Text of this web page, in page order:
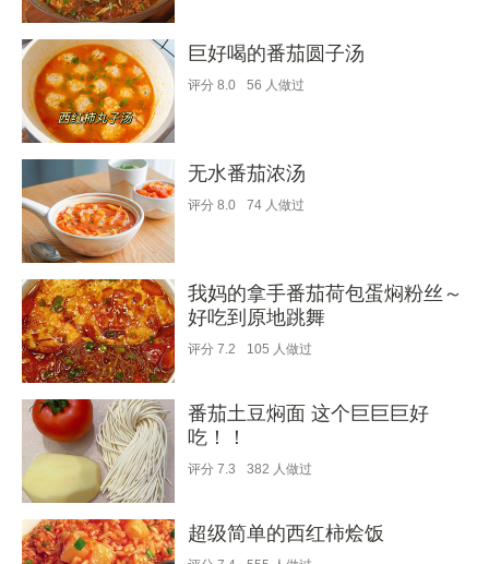
巨好喝的番茄圆子汤
评分 8.0 56 人做过
无水番茄浓汤
评分 8.0 74 人做过
我妈的拿手番茄荷包蛋焖粉丝～
好吃到原地跳舞
评分 7.2 105 人做过
番茄土豆焖面 这个巨巨巨好
吃！！
评分 7.3 382 人做过
超级简单的西红柿烩饭